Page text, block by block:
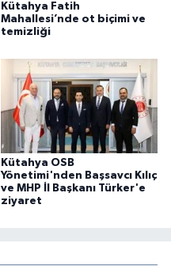
Kütahya Fatih
Mahallesi’nde ot biçimi ve
temizliği
Kütahya OSB
Yönetimi'nden Başsavcı Kılıç
ve MHP İl Başkanı Türker'e
ziyaret